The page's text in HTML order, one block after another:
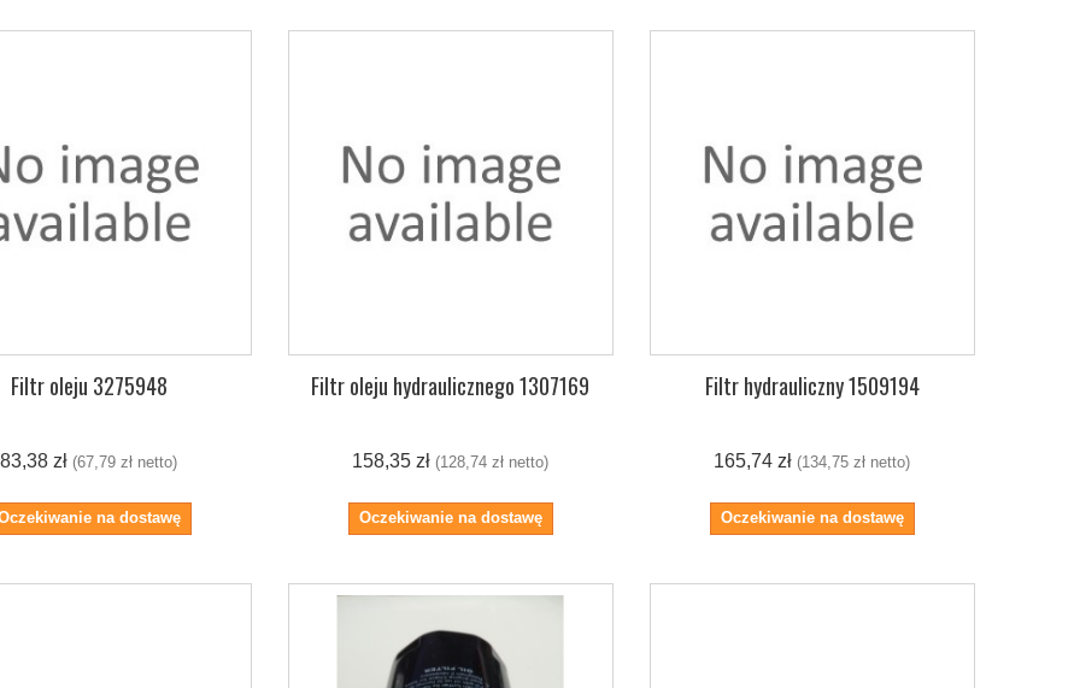
Filtr oleju 3275948
83,38 zł (67,79 zł netto)
na dostawę
Filtr oleju hydraulicznego 1307169
158,35 zł (128,74 zł netto)
Oczekiwanie na dostawę
Filtr hydrauliczny 1509194
165,74 zł (134,75 zł netto)
Oczekiwanie na dostawę